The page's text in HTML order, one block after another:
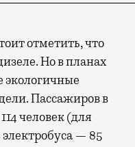
отметить, что
Но в планах
экологичные
Пассажиров в
человек (для
— 85